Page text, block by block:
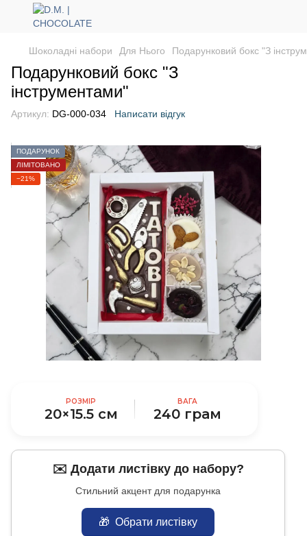
Шоколадні набори Для Нього Подарунковий бокс "З
Подарунковий бокс "З
інструментами"
Артикул: DG-000-034 Написати відгук
ПОДАРУНОК
ЛІМІТОВАНО
−21%
РОЗМІР
20×15.5 см
ВАГА
240 грам
✉️ Додати листівку до набору?
Стильний акцент для подарунка
🎁 Обрати листівку